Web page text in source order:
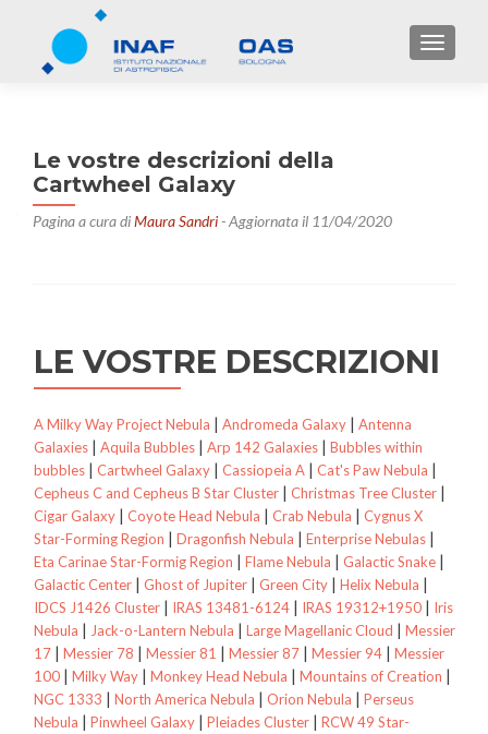
Le vostre descrizioni della
Cartwheel Galaxy
Pagina a cura diMaura Sandri- Aggiornata il 11/04/2020
LE VOSTRE DESCRIZIONI
A Milky Way Project Nebula | Andromeda Galaxy | Antenna
Galaxies | Aquila Bubbles | Arp 142 Galaxies | Bubbles within
bubbles | Cartwheel Galaxy | Cassiopeia A | Cat's Paw Nebula |
Cepheus C and Cepheus B Star Cluster | Christmas Tree Cluster |
Cigar Galaxy | Coyote Head Nebula | Crab Nebula | Cygnus X
Star-Forming Region | Dragonfish Nebula | Enterprise Nebulas |
Eta Carinae Star-Formig Region | Flame Nebula | Galactic Snake |
Galactic Center | Ghost of Jupiter | Green City | Helix Nebula |
IDCS J1426 Cluster | IRAS 13481-6124 | IRAS 19312+1950 | Iris
Nebula | Jack-o-Lantern Nebula | Large Magellanic Cloud | Messier
17 | Messier 78 | Messier 81 | Messier 87 | Messier 94 | Messier
100 | Milky Way | Monkey Head Nebula | Mountains of Creation |
NGC 1333 | North America Nebula | Orion Nebula | Perseus
Nebula | Pinwheel Galaxy | Pleiades Cluster | RCW 49 Star-